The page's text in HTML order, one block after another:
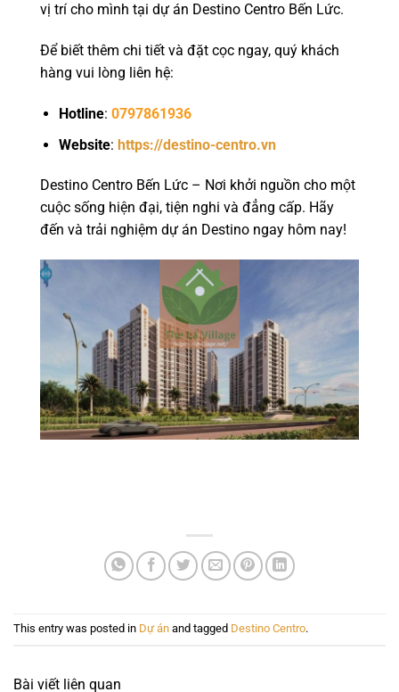
vị trí cho mình tại dự án Destino Centro Bến Lức.
Để biết thêm chi tiết và đặt cọc ngay, quý khách
hàng vui lòng liên hệ:
Hotline: 0797861936
Website: https://destino-centro.vn
Destino Centro Bến Lức – Nơi khởi nguồn cho một
cuộc sống hiện đại, tiện nghi và đẳng cấp. Hãy
đến và trải nghiệm dự án Destino ngay hôm nay!
This entry was posted in Dự án and tagged Destino Centro.
Bài viết liên quan